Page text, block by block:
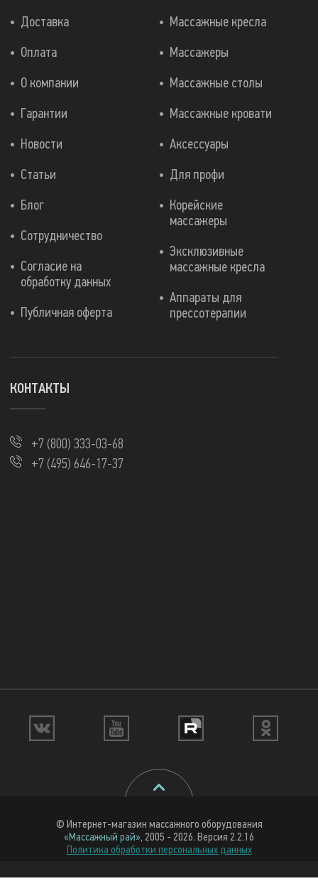
Массажные кресла
Массажеры
Массажные столы
Массажные кровати
Аксессуары
Для профи
Корейские
массажеры
Эксклюзивные
массажные кресла
Аппараты для
прессотерапии
Доставка
Оплата
О компании
Гарантии
Новости
Статьи
Блог
Сотрудничество
Согласие на
обработку данных
Публичная оферта
КОНТАКТЫ
+7 (800) 333-03-68
+7 (495) 646-17-37
© Интернет-магазин массажного оборудования
«Массажный рай», 2005 - 2026. Версия 2.2.16
Политика обработки персональных данных